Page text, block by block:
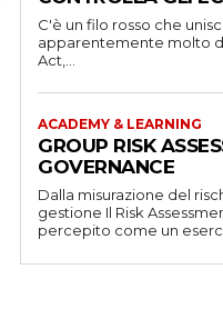
C'è un filo rosso che
apparentemente molto
Act,...
ACADEMY & LEARNING
GROUP RISK
GOVERNANCE
Dalla misurazione del
gestione Il Risk Assessment è spesso
percepito come un